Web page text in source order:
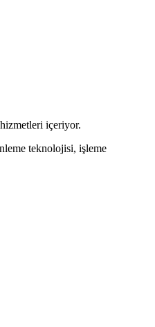
içeriyor.
teknolojisi, işleme